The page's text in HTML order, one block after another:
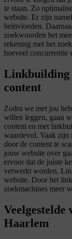
te staan. Zo
website. Er zijn
beïnvloeden.
zoekwoorden het
rekening met het
hoeveel concurrentie
Linkbuilding
content
Zodra we met jou
willen leggen, gaan
content en met
waardevol. Vaak zijn
door de content te
jouw website over
ervoor dat de juiste
verwerkt worden.
website. Door het
zoekmachines meer
Veelgestelde
Haarlem